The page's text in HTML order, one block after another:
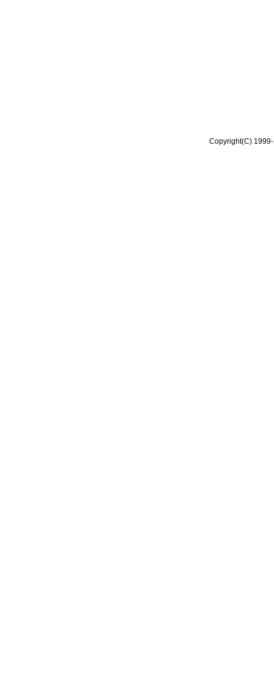
Copyright(C)